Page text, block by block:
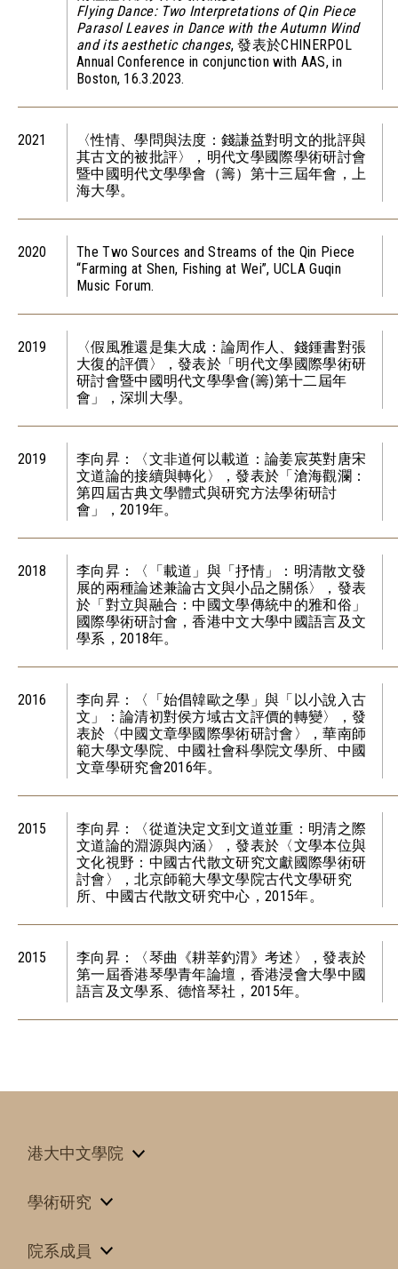
Flying Dance: Two Interpretations of Qin Piece
Parasol Leaves in Dance with the Autumn Wind
and its aesthetic changes, 發表於CHINERPOL
Annual Conference in conjunction with AAS, in
Boston, 16.3.2023.
2021
〈性情、學問與法度：錢謙益對明文的批評與
其古文的被批評〉，明代文學國際學術研討會
暨中國明代文學學會（籌）第十三屆年會，上
海大學。
2020
The Two Sources and Streams of the Qin Piece
“Farming at Shen, Fishing at Wei”, UCLA Guqin
Music Forum.
2019
〈假風雅還是集大成：論周作人、錢鍾書對張
大復的評價〉，發表於「明代文學國際學術研
研討會暨中國明代文學學會(籌)第十二屆年
會」，深圳大學。
2019
李向昇：〈文非道何以載道：論姜宸英對唐宋
文道論的接續與轉化〉，發表於「滄海觀瀾：
第四屆古典文學體式與研究方法學術研討
會」，2019年。
2018
李向昇：〈「載道」與「抒情」：明清散文發
展的兩種論述兼論古文與小品之關係〉，發表
於「對立與融合：中國文學傳統中的雅和俗」
國際學術研討會，香港中文大學中國語言及文
學系，2018年。
2016
李向昇：〈「始倡韓歐之學」與「以小說入古
文」：論清初對侯方域古文評價的轉變〉，發
表於〈中國文章學國際學術研討會〉，華南師
範大學文學院、中國社會科學院文學所、中國
文章學研究會2016年。
2015
李向昇：〈從道決定文到文道並重：明清之際
文道論的淵源與內涵〉，發表於〈文學本位與
文化視野：中國古代散文研究文獻國際學術研
討會〉，北京師範大學文學院古代文學研究
所、中國古代散文研究中心，2015年。
2015
李向昇：〈琴曲《耕莘釣渭》考述〉，發表於
第一屆香港琴學青年論壇，香港浸會大學中國
語言及文學系、德愔琴社，2015年。
港大中文學院
學術研究
院系成員